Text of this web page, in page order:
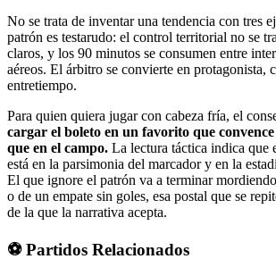
No se trata de inventar una tendencia con tres
patrón es testarudo: el control territorial no se
claros, y los 90 minutos se consumen entre
aéreos. El árbitro se convierte en protagonista,
entretiempo.
Para quien quiera jugar con cabeza fría, el
cargar el boleto en un favorito que
que en el campo. La lectura táctica indica que
está en la parsimonia del marcador y en la
El que ignore el patrón va a terminar
o de un empate sin goles, esa postal que se
de la que la narrativa acepta.
⚽ Partidos Relacionados